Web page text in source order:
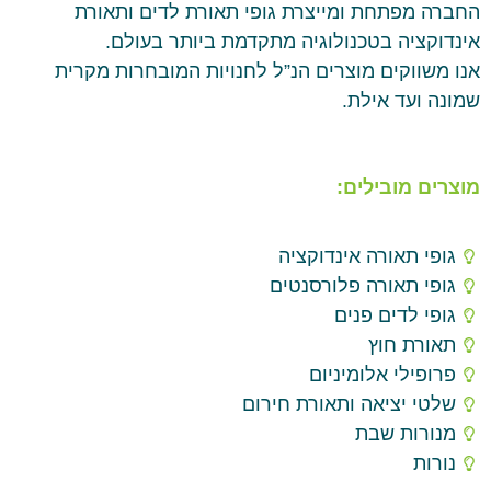
החברה מפתחת ומייצרת גופי תאורת לדים ותאורת
אינדוקציה בטכנולוגיה מתקדמת ביותר בעולם.
אנו משווקים מוצרים הנ”ל לחנויות המובחרות מקרית
שמונה ועד אילת.
מוצרים מובילים:
גופי תאורה אינדוקציה
גופי תאורה פלורסנטים
גופי לדים פנים
תאורת חוץ
פרופילי אלומיניום
שלטי יציאה ותאורת חירום
מנורות שבת
נורות